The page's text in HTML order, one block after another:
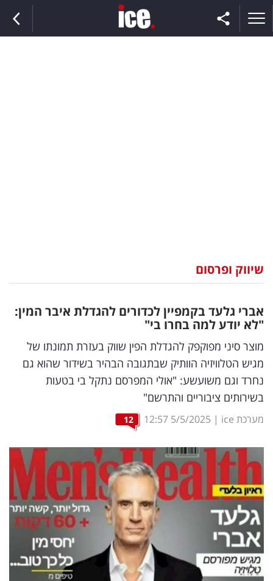
וצרכנות
דיגיטל
וטק
שיווק
ופרסום
משפט
מדדים
ומחקרים
דעות
רכילות
עסקית
קריפטו
שיווק ופרסום
אברי גלעד בקמפיין לכדורים להגדלת איבר המין:
"לא יודע למה בחרו בי"
מוצר סיני מפוקפק להגדלת הפין שווק בעזרת תמונתו של
מגיש הטלוויזיה הוותיק שבתגובה הבהיר בשידור שהוא גם
נחרד וגם משועשע: "אולי המפרסם נתקל בי בטעות
בשירותים ציבוריים והתרשם"
מערכת ice |
5/5/2025
12:57
12